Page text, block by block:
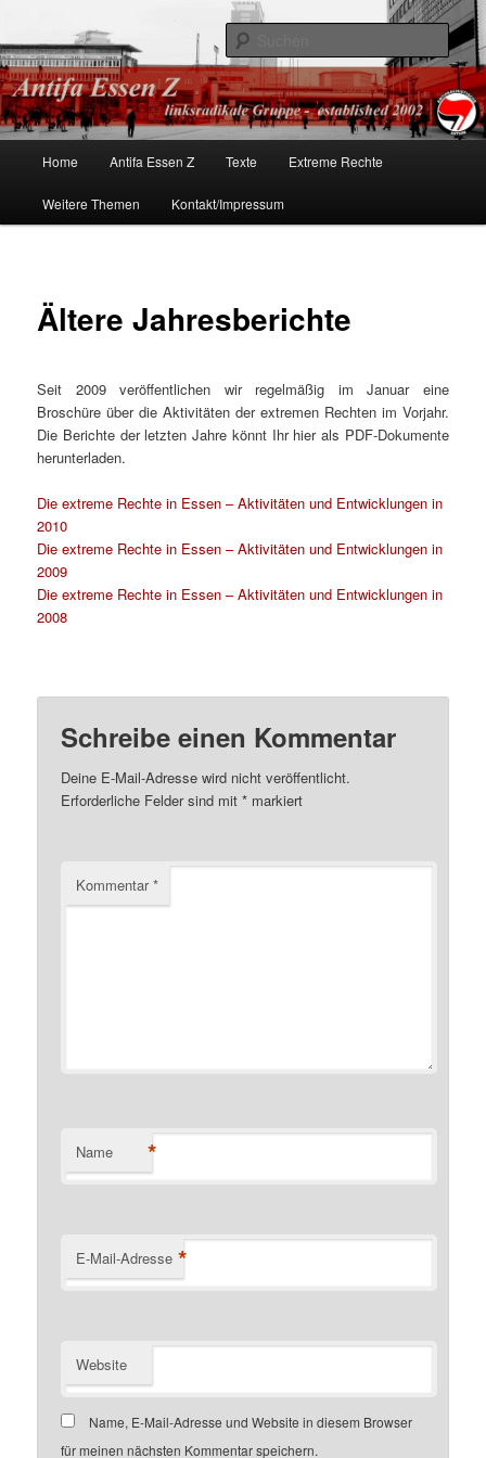
Antifa Essen
linksradikale Gruppe – established 2002
Zum
Inhalt
Home Antifa Essen Z Texte Extreme Rechte
Weitere Themen Kontakt/Impressum
Ältere Jahresberichte
Seit 2009 veröffentlichen wir regelmäßig im Januar eine
Broschüre über die Aktivitäten der extremen Rechten im Vorjahr.
Die Berichte der letzten Jahre könnt Ihr hier als PDF-Dokumente
herunterladen.
Die extreme Rechte in Essen – Aktivitäten und Entwicklungen in
2010
Die extreme Rechte in Essen – Aktivitäten und Entwicklungen in
2009
Die extreme Rechte in Essen – Aktivitäten und Entwicklungen in
2008
Schreibe einen Kommentar
Deine E-Mail-Adresse wird nicht veröffentlicht.
Erforderliche Felder sind mit* markiert
Kommentar*
Name *
E-Mail-Adresse *
Website
Name, E-Mail-Adresse und Website in diesem Browser
für meinen nächsten Kommentar speichern.